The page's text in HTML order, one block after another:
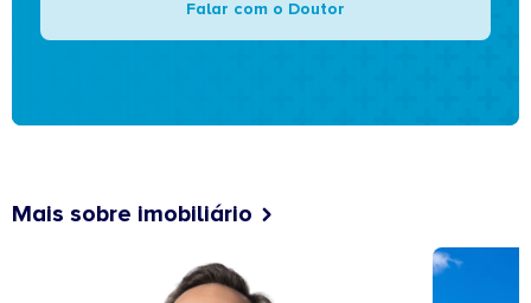
Falar com o Doutor
Mais sobre imobiliário